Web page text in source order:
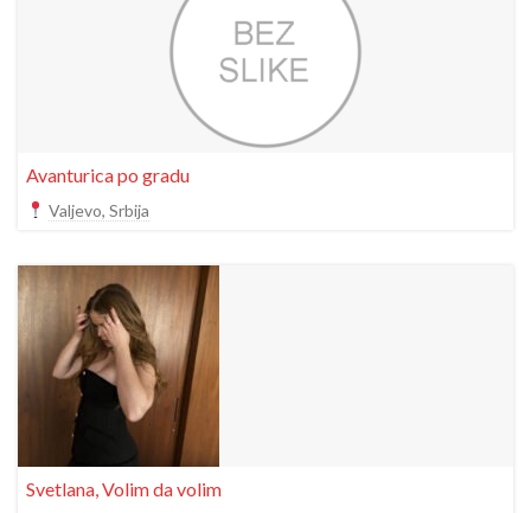
Avanturica po gradu
Valjevo, Srbija
Svetlana, Volim da volim